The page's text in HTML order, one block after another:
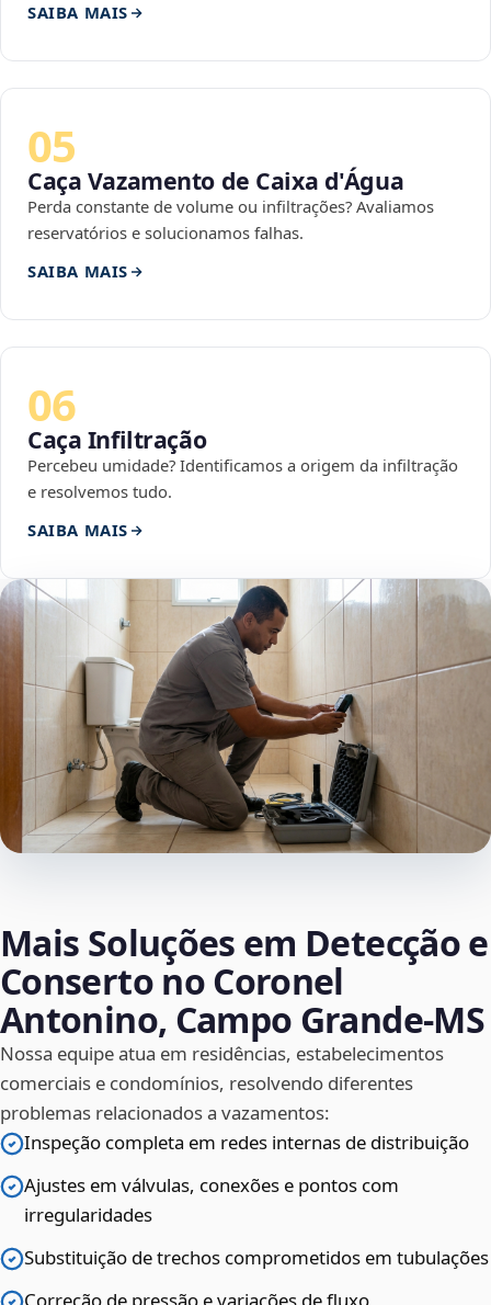
SAIBA MAIS
05
Caça Vazamento de Caixa d'Água
Perda constante de volume ou infiltrações? Avaliamos
reservatórios e solucionamos falhas.
SAIBA MAIS
06
Caça Infiltração
Percebeu umidade? Identificamos a origem da infiltração
e resolvemos tudo.
SAIBA MAIS
Mais Soluções em Detecção e
Conserto no Coronel
Antonino, Campo Grande‑MS
Nossa equipe atua em residências, estabelecimentos
comerciais e condomínios, resolvendo diferentes
problemas relacionados a vazamentos:
Inspeção completa em redes internas de distribuição
Ajustes em válvulas, conexões e pontos com
irregularidades
Substituição de trechos comprometidos em tubulações